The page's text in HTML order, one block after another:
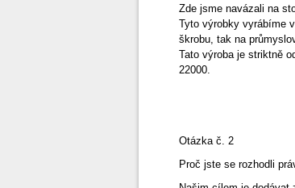
Zde jsme navázali na
Tyto výrobky vyrábíme
škrobu, tak na
Tato výroba je striktně
22000.
Otázka č. 2
Proč jste se rozhodli